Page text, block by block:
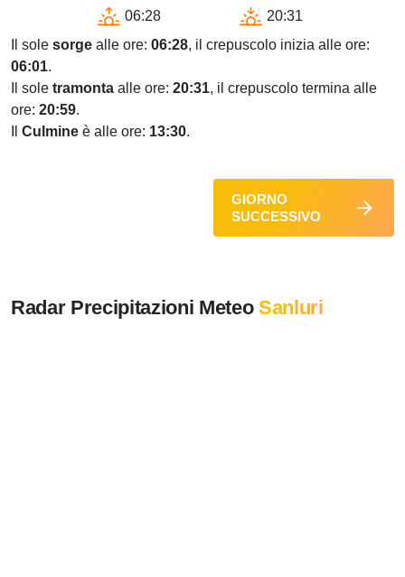
06:28
20:31
Il sole sorge alle ore: 06:28, il crepuscolo inizia alle ore:
06:01.
Il sole tramonta alle ore: 20:31, il crepuscolo termina alle
ore: 20:59.
Culmine è alle ore: 13:30.
GIORNO
SUCCESSIVO
Radar Precipitazioni MeteoSanluri